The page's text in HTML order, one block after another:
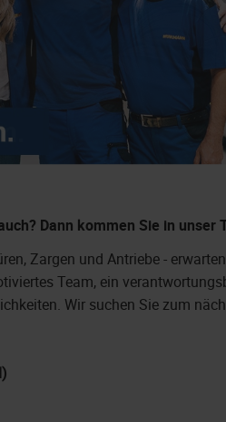
Dann kommen Sie in unser
Zargen und Antriebe -
Team, ein
Wir suchen Sie zum